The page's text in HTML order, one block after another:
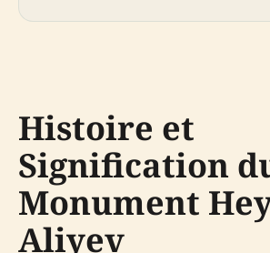
Histoire et
Signification
Monument
Aliyev